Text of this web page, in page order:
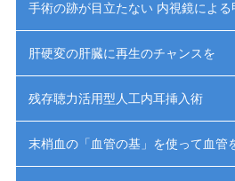
手術の跡が目立たない 内視鏡によ
肝硬変の肝臓に再生のチャンスを
残存聴力活用型人工内耳挿入術
末梢血の「血管の基」を使って血管